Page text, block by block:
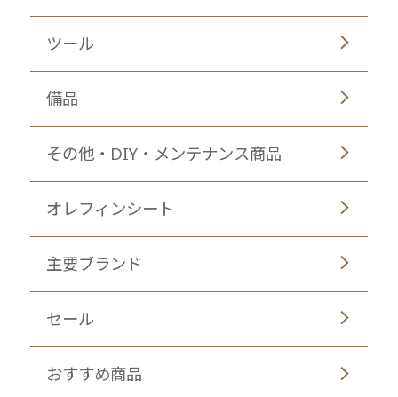
ツール
備品
その他・DIY・メンテナンス商品
オレフィンシート
主要ブランド
セール
おすすめ商品